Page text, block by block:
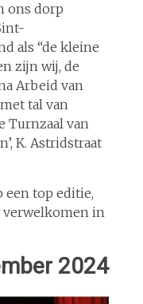
ons dorp
als “de kleine
zijn wij, de
Arbeid van
tal van
Turnzaal van
K. Astridstraat
een top editie,
in
2024